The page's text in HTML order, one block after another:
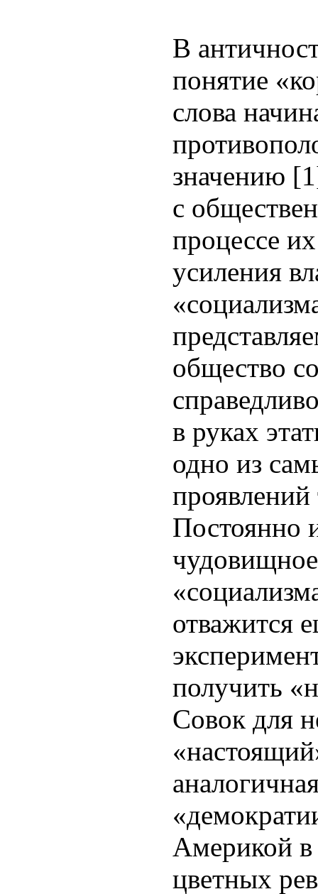
В
понятие
слова
значению
с
процессе
усиления
общество
в руках
одно из
проявлений
Постоянно
отважится
получить
Совок для
Америкой в
цветных